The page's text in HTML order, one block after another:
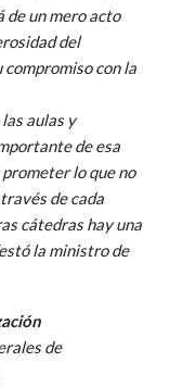
de un mero acto
del
con la
aulas y
de esa
lo que no
de cada
cátedras hay una
la ministro de
de